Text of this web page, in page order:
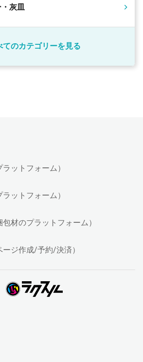
灰皿
てのカテゴリーを見る
ットフォーム）
ットフォーム）
材のプラットフォーム）
ジ作成/予約/決済）